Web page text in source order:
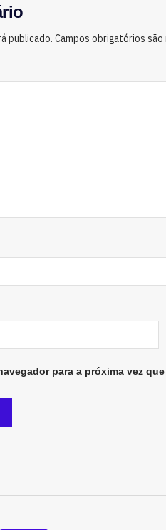
publicado. Campos obrigatórios são
para a próxima vez